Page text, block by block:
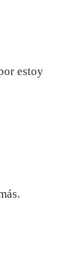
estoy